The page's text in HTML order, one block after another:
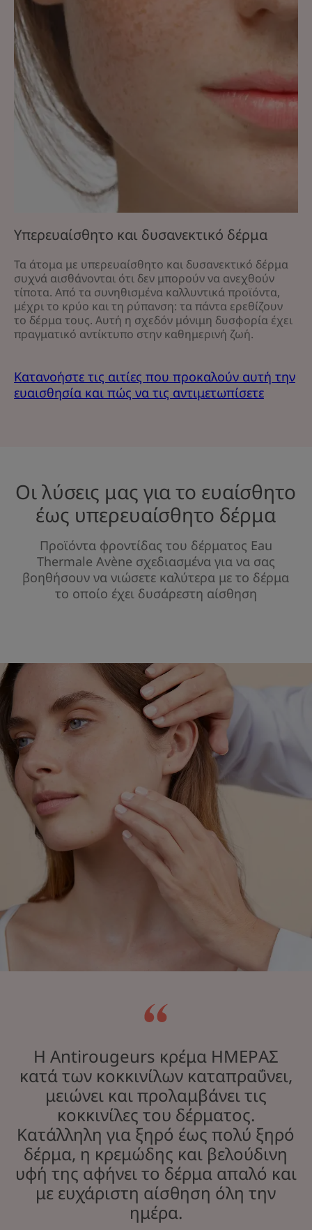
αυτή
την
ευαισθησία
και
πώς
να
τις
αντιμετωπίσετε
Υπερευαίσθητο
δυσανεκτικό
Υπερευαίσθητο και δυσανεκτικό δέρμα
Τα άτομα με υπερευαίσθητο και δυσανεκτικό δέρμα
συχνά αισθάνονται ότι δεν μπορούν να ανεχθούν
τίποτα. Από τα συνηθισμένα καλλυντικά προϊόντα,
μέχρι το κρύο και τη ρύπανση: τα πάντα ερεθίζουν
το δέρμα τους. Αυτή η σχεδόν μόνιμη δυσφορία έχει
πραγματικό αντίκτυπο στην καθημερινή ζωή.
Κατανοήστε τις αιτίες που προκαλούν αυτή την
ευαισθησία και πώς να τις αντιμετωπίσετε
Οι λύσεις μας για το ευαίσθητο
έως υπερευαίσθητο δέρμα
Προϊόντα φροντίδας του δέρματος Eau
Thermale Avène σχεδιασμένα για να σας
βοηθήσουν να νιώσετε καλύτερα με το δέρμα
το οποίο έχει δυσάρεστη αίσθηση
Η Antirougeurs κρέμα ΗΜΕΡΑΣ
κατά των κοκκινίλων καταπραΰνει,
μειώνει και προλαμβάνει τις
κοκκινίλες του δέρματος.
Κατάλληλη για ξηρό έως πολύ ξηρό
δέρμα, η κρεμώδης και βελούδινη
υφή της αφήνει το δέρμα απαλό και
με ευχάριστη αίσθηση όλη την
ημέρα.